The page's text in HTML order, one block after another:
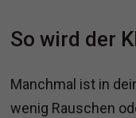
So wird der
Manchmal ist in
wenig Rauschen